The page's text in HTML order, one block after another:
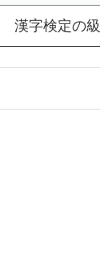
漢字検定の級